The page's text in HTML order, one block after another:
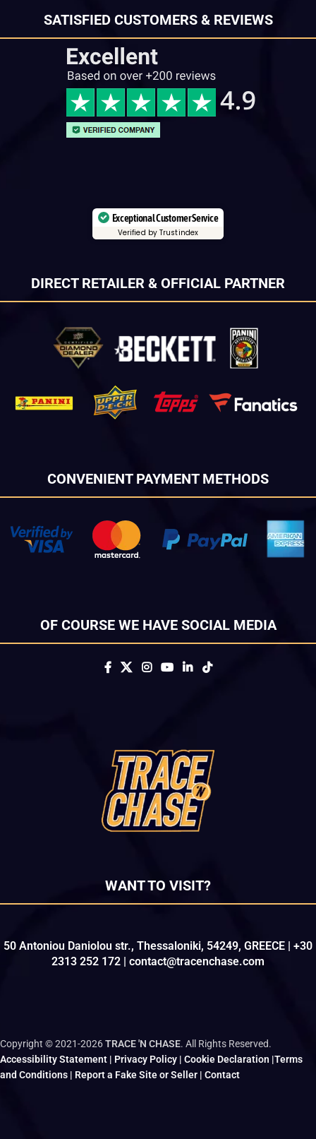
SATISFIED CUSTOMERS & REVIEWS
Exceptional Customer Service
Verified by Trustindex
DIRECT RETAILER & OFFICIAL PARTNER
CONVENIENT PAYMENT METHODS
OF COURSE WE HAVE SOCIAL MEDIA
WANT TO VISIT?
50 Antoniou Daniolou str., Thessaloniki, 54249, GREECE | +30
2313 252 172 | contact@tracenchase.com
Copyright © 2021-2026TRACE 'N CHASE. All Rights Reserved.
Accessibility Statement | Privacy Policy | Cookie Declaration |Terms
and Conditions | Report a Fake Site or Seller | Contact